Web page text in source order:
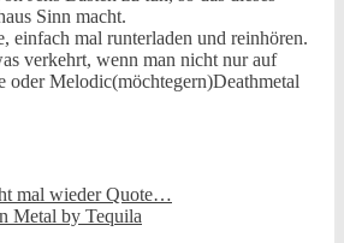
Sinn macht.
einfach mal runterladen und reinhören.
verkehrt, wenn man nicht nur auf
oder Melodic(möchtegern)Deathmetal
mal wieder Quote…
Metal by Tequila